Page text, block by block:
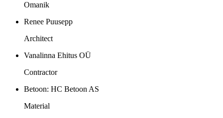
Omanik
Renee Puusepp
Architect
Vanalinna Ehitus OÜ
Contractor
Betoon: HC Betoon AS
Material